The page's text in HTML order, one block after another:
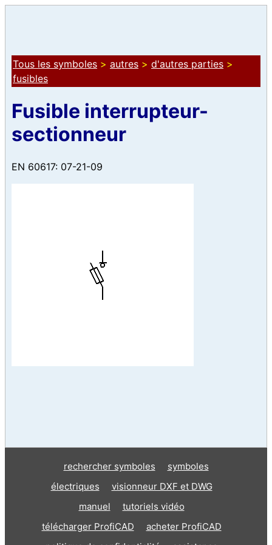
Tous les symboles > autres > d'autres parties >
fusibles
Fusible interrupteur-
sectionneur
EN 60617: 07-21-09
rechercher symboles
symboles
électriques
visionneur DXF et DWG
manuel
tutoriels vidéo
télécharger ProfiCAD
acheter ProfiCAD